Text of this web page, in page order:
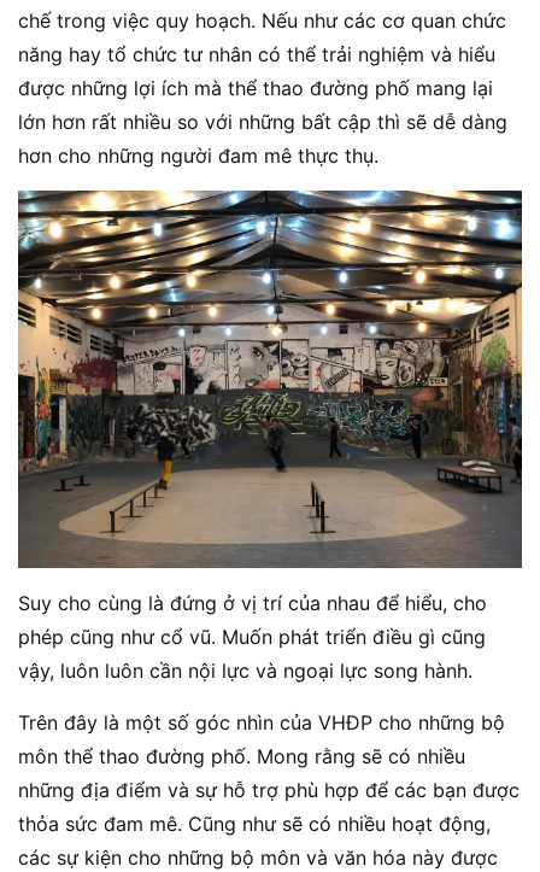
chế trong việc quy hoạch. Nếu như các cơ quan chức
năng hay tổ chức tư nhân có thể trải nghiệm và hiểu
được những lợi ích mà thể thao đường phố mang lại
lớn hơn rất nhiều so với những bất cập thì sẽ dễ dàng
hơn cho những người đam mê thực thụ.
Suy cho cùng là đứng ở vị trí của nhau để hiểu, cho
phép cũng như cổ vũ. Muốn phát triển điều gì cũng
vậy, luôn luôn cần nội lực và ngoại lực song hành.
Trên đây là một số góc nhìn của VHĐP cho những bộ
môn thể thao đường phố. Mong rằng sẽ có nhiều
những địa điểm và sự hỗ trợ phù hợp để các bạn được
thỏa sức đam mê. Cũng như sẽ có nhiều hoạt động,
các sự kiện cho những bộ môn và văn hóa này được